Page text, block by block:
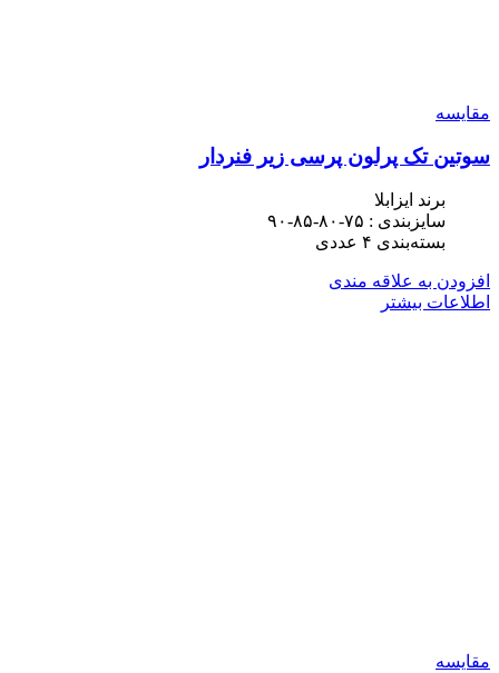
مقایسه
سوتین تک پرلون پرسی زیر فنردار
برند ایزابلا
سایزبندی : ۷۵-۸۰-۸۵-۹۰
بسته‌بندی ۴ عددی
افزودن به علاقه مندی
اطلاعات بیشتر
مقایسه